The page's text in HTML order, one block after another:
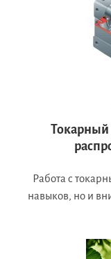
Токарный
Работа с
навыков, но и